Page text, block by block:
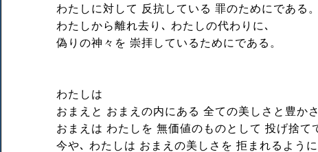
わたしに対して 反抗している 罪のためにである。
わたしから離れ去り､ わたしの代わりに､
偽りの神々を 崇拝しているためにである。
わたしは
おまえと おまえの内にある 全ての美しさと豊か
おまえは わたしを 無価値のものとして 投げ捨て
今や､ わたしは おまえの美しさを 拒まれるように